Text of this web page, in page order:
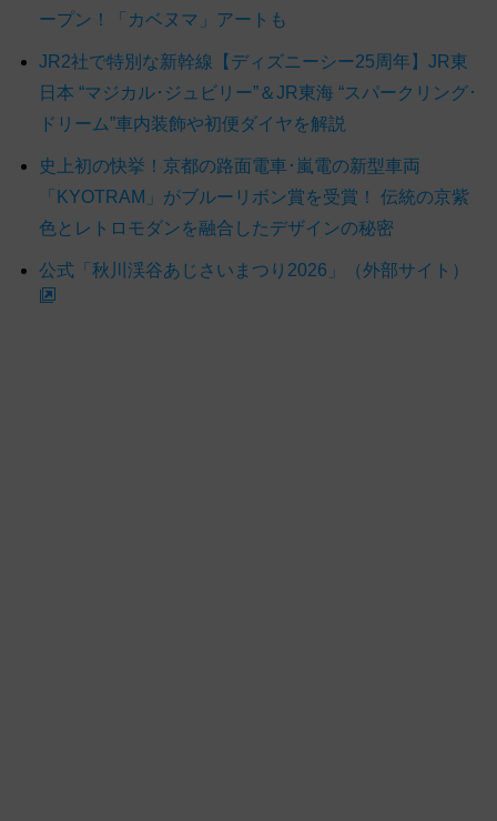
ープン！「カベヌマ」アートも
JR2社で特別な新幹線【ディズニーシー25周年】JR東
日本 “マジカル･ジュビリー”＆JR東海 “スパークリング･
ドリーム”車内装飾や初便ダイヤを解説
史上初の快挙！京都の路面電車･嵐電の新型車両
「KYOTRAM」がブルーリボン賞を受賞！ 伝統の京紫
色とレトロモダンを融合したデザインの秘密
公式「秋川渓谷あじさいまつり2026」（外部サイト）